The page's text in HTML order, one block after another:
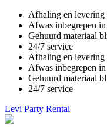
Afhaling en levering
Afwas inbegrepen
Gehuurd materiaal
24/7 service
Afhaling en levering
Afwas inbegrepen
Gehuurd materiaal
24/7 service
Levi Party Rental